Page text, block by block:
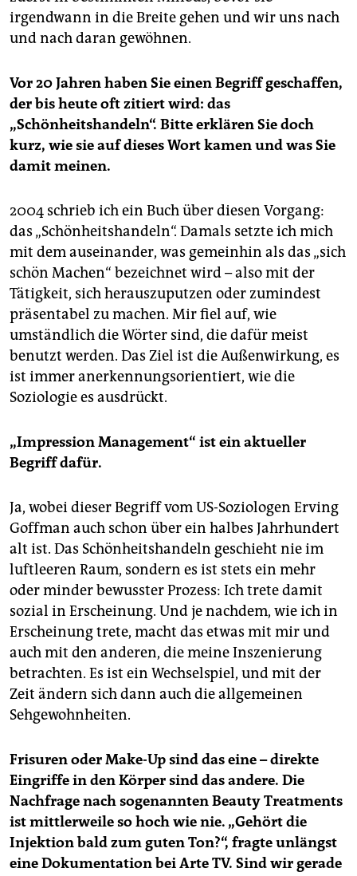
irgendwann in die Breite gehen und wir uns nach
und nach daran gewöhnen.
Vor 20 Jahren haben Sie einen Begriff geschaffen,
der bis heute oft zitiert wird: das
„Schönheitshandeln“. Bitte erklären Sie doch
kurz, wie sie auf dieses Wort kamen und was Sie
damit meinen.
2004 schrieb ich ein Buch über diesen Vorgang:
das „Schönheitshandeln“. Damals setzte ich mich
mit dem auseinander, was gemeinhin als das „sich
schön Machen“ bezeichnet wird – also mit der
Tätigkeit, sich herauszuputzen oder zumindest
präsentabel zu machen. Mir fiel auf, wie
umständlich die Wörter sind, die dafür meist
benutzt werden. Das Ziel ist die Außenwirkung, es
ist immer anerkennungsorientiert, wie die
Soziologie es ausdrückt.
„Impression Management“ ist ein aktueller
Begriff dafür.
Ja, wobei dieser Begriff vom US-Soziologen Erving
Goffman auch schon über ein halbes Jahrhundert
alt ist. Das Schönheitshandeln geschieht nie im
luftleeren Raum, sondern es ist stets ein mehr
oder minder bewusster Prozess: Ich trete damit
sozial in Erscheinung. Und je nachdem, wie ich in
Erscheinung trete, macht das etwas mit mir und
auch mit den anderen, die meine Inszenierung
betrachten. Es ist ein Wechselspiel, und mit der
Zeit ändern sich dann auch die allgemeinen
Sehgewohnheiten.
Frisuren oder Make-Up sind das eine – direkte
Eingriffe in den Körper sind das andere. Die
Nachfrage nach sogenannten Beauty Treatments
ist mittlerweile so hoch wie nie. „Gehört die
Injektion bald zum guten Ton?“, fragte unlängst
eine Dokumentation bei Arte TV. Sind wir gerade